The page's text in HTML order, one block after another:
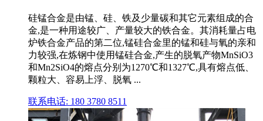
硅锰合金是由锰、硅、铁及少量碳和其它元素组成的合
金,是一种用途较广、产量较大的铁合金。其消耗量占电
炉铁合金产品的第二位,锰硅合金里的锰和硅与氧的亲和
力较强,在炼钢中使用锰硅合金,产生的脱氧产物MnSiO3
和Mn2SiO4的熔点分别为1270℃和1327℃,具有熔点低、
颗粒大、容易上浮、脱氧 ...
联系电话: 180 3780 8511